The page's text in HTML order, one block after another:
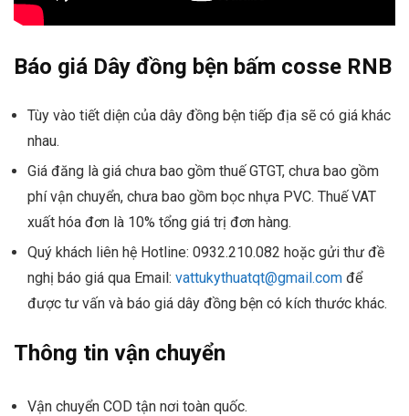
Báo giá Dây đồng bện bấm cosse RNB
Tùy vào tiết diện của dây đồng bện tiếp địa sẽ có giá khác
nhau.
Giá đăng là giá chưa bao gồm thuế GTGT, chưa bao gồm
phí vận chuyển, chưa bao gồm bọc nhựa PVC. Thuế VAT
xuất hóa đơn là 10% tổng giá trị đơn hàng.
Quý khách liên hệ Hotline: 0932.210.082 hoặc gửi thư đề
nghị báo giá qua Email: vattukythuatqt@gmail.com để
được tư vấn và báo giá dây đồng bện có kích thước khác.
Thông tin vận chuyển
Vận chuyển COD tận nơi toàn quốc.